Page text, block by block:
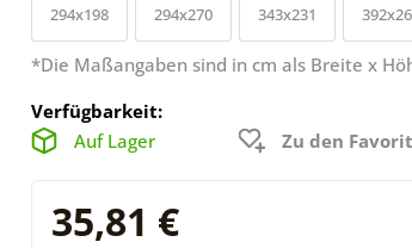
294x198 294x270 343x231
*Die Maßangaben sind in cm als Breite x
Verfügbarkeit:
Auf Lager
Zu den
35,81 €